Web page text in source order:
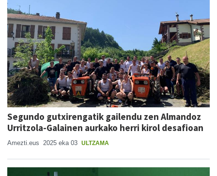
Segundo gutxirengatik gailendu zen Almandoz
Urritzola-Galainen aurkako herri kirol desafioan
Amezti.eus 2025 eka 03 ULTZAMA